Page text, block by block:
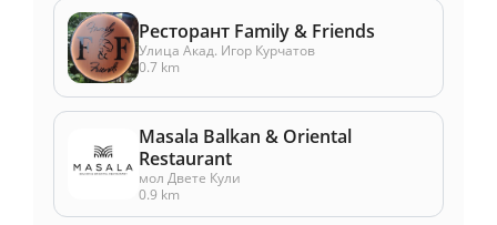
Ресторант Family & Friends
Улица Акад. Игор Курчатов
0.7 km
Masala Balkan & Oriental
Restaurant
мол Двете Кули
0.9 km